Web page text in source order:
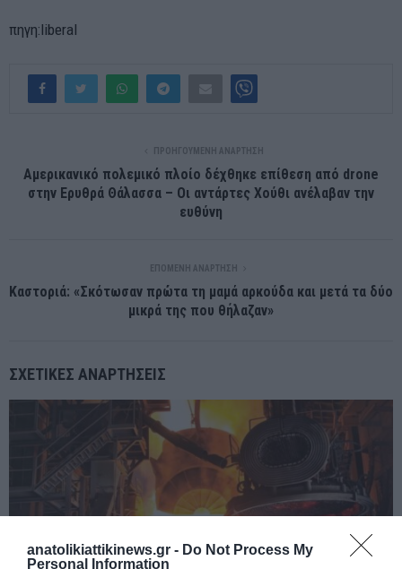
anatolikiattikinews.gr - Do Not Process My
Personal Information
πηγη:liberal
ΠΡΟΗΓΟΎΜΕΝΗ ΑΝΆΡΤΗΣΗ
Αμερικανικό πολεμικό πλοίο δέχθηκε επίθεση από drone
στην Ερυθρά Θάλασσα – Οι αντάρτες Χούθι ανέλαβαν την
ευθύνη
ΕΠΌΜΕΝΗ ΑΝΆΡΤΗΣΗ
Καστοριά: «Σκότωσαν πρώτα τη μαμά αρκούδα και μετά τα δύο
μικρά της που θήλαζαν»
ΣΧΕΤΙΚΈΣ ΑΝΑΡΤΉΣΕΙΣ